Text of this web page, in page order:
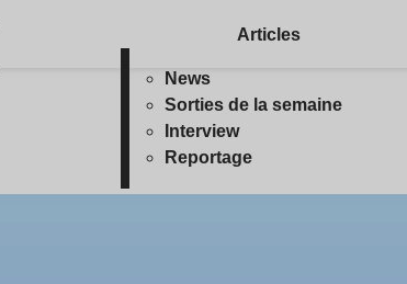
Articles
News
Sorties de la semaine
Interview
Reportage